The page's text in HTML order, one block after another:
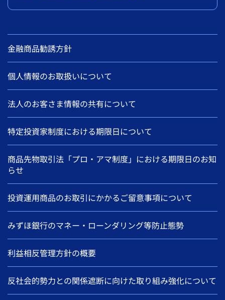
金融商品勧誘方針
個人情報のお取扱いについて
法人のお客さま情報の共有について
特定投資家制度における期限日について
商品先物取引法「プロ・アマ制度」における期限日のお知
らせ
投資運用商品のお取引にかかるご留意事項について
みずほ銀行のマネー・ローンダリング等防止態勢
利益相反管理方針の概要
反社会的勢力との関係遮断に向けた取り組み強化について